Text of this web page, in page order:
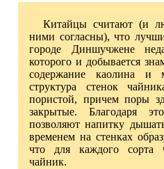
Китайцы считают (и
ними согласны), что
городе Диншучжене
которого и добывается
содержание каолина и
структура стенок
пористой, причем поры
закрытые. Благодаря
позволяют напитку
временем на стенках
что для каждого сорта
чайник.